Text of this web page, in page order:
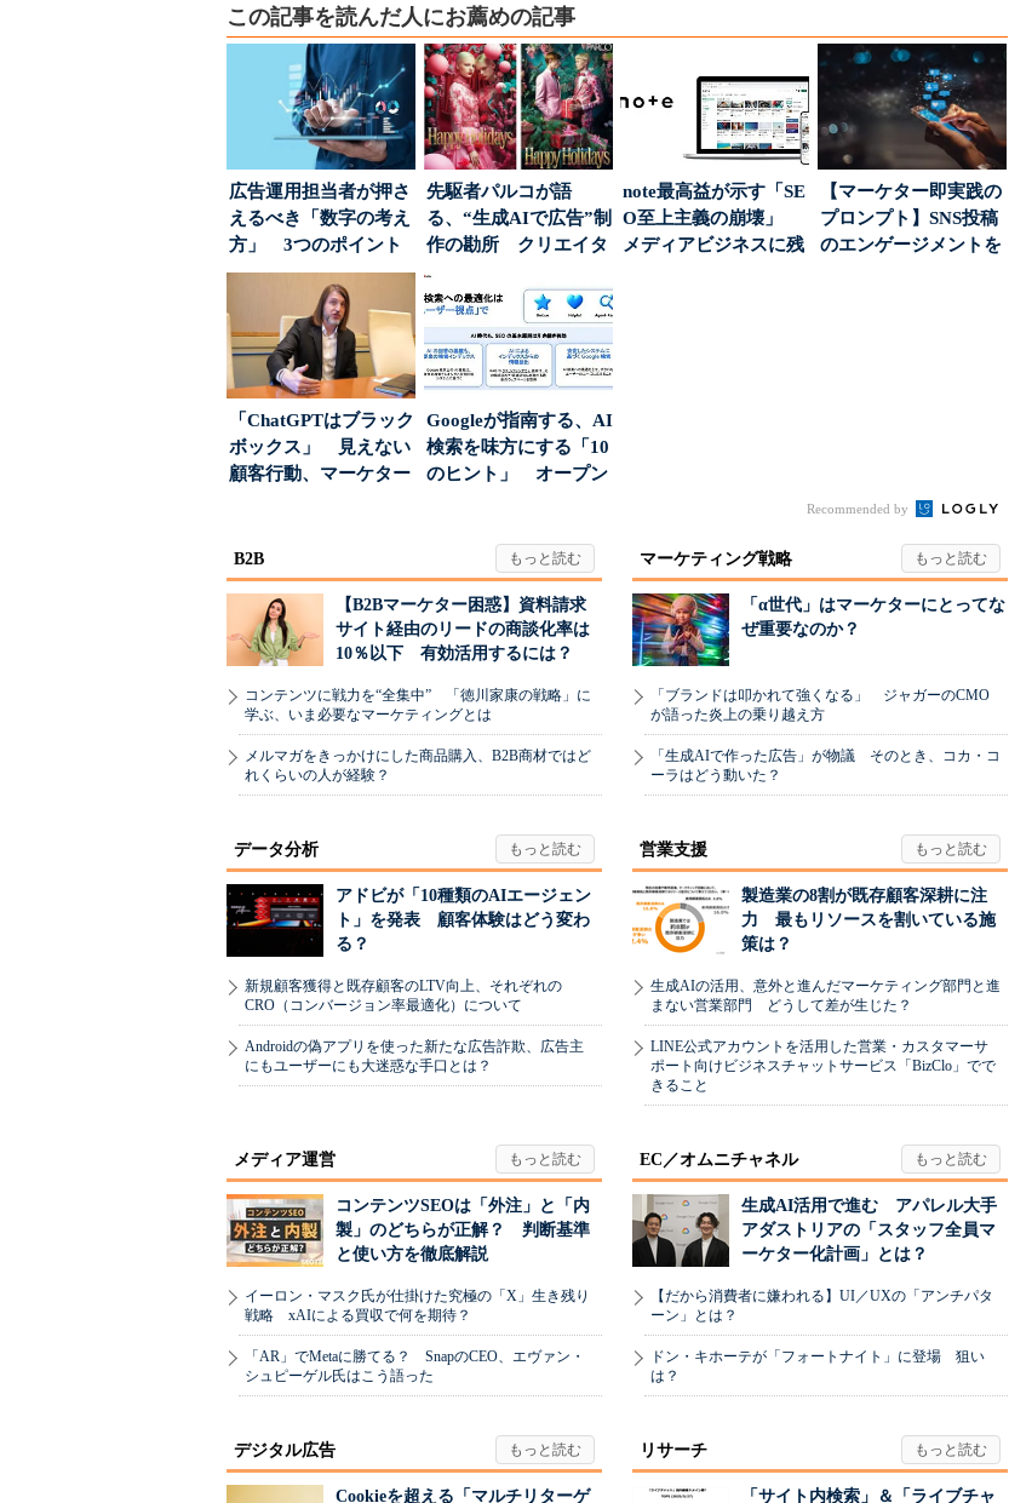
この記事を読んだ人にお薦めの記事
広告運用担当者が押さ
えるべき「数字の考え
方」 3つのポイント
とは
先駆者パルコが語
る、“生成AIで広告”制
作の勘所 クリエイタ
ーに残る「重要な役
割...
note最高益が示す「SE
O至上主義の崩壊」
メディアビジネスに残
【マーケター即実践の
プロンプト】SNS投稿
のエンゲージメントを
「ChatGPTはブラック
ボックス」 見えない
顧客行動、マーケター
Googleが指南する、AI
検索を味方にする「10
のヒント」 オープン
Recommended by
B2B
【B2Bマーケター困惑】資料請求
サイト経由のリードの商談化率は
10％以下 有効活用するには？
コンテンツに戦力を“全集中” 「徳川家康の戦略」に
学ぶ、いま必要なマーケティングとは
メルマガをきっかけにした商品購入、B2B商材ではど
れくらいの人が経験？
マーケティング戦略
「α世代」はマーケターにとってな
ぜ重要なのか？
「ブランドは叩かれて強くなる」 ジャガーのCMO
が語った炎上の乗り越え方
「生成AIで作った広告」が物議 そのとき、コカ・コ
ーラはどう動いた？
データ分析
アドビが「10種類のAIエージェン
ト」を発表 顧客体験はどう変わ
る？
新規顧客獲得と既存顧客のLTV向上、それぞれの
CRO（コンバージョン率最適化）について
Androidの偽アプリを使った新たな広告詐欺、広告主
にもユーザーにも大迷惑な手口とは？
営業支援
製造業の8割が既存顧客深耕に注
力 最もリソースを割いている施
策は？
生成AIの活用、意外と進んだマーケティング部門と進
まない営業部門 どうして差が生じた？
LINE公式アカウントを活用した営業・カスタマーサ
ポート向けビジネスチャットサービス「BizClo」でで
きること
メディア運営
コンテンツSEOは「外注」と「内
製」のどちらが正解？ 判断基準
と使い方を徹底解説
イーロン・マスク氏が仕掛けた究極の「X」生き残り
戦略 xAIによる買収で何を期待？
「AR」でMetaに勝てる？ SnapのCEO、エヴァン・
シュピーゲル氏はこう語った
EC／オムニチャネル
生成AI活用で進む アパレル大手
アダストリアの「スタッフ全員マ
ーケター化計画」とは？
【だから消費者に嫌われる】UI／UXの「アンチパタ
ーン」とは？
ドン・キホーテが「フォートナイト」に登場 狙い
は？
デジタル広告
Cookieを超える「マルチリターゲ
リサーチ
「サイト内検索」＆「ライブチャ